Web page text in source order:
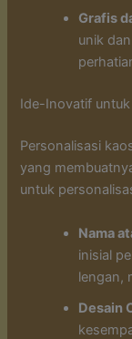
Grafis
unik
Ide-Inovatif untuk
Personalisasi
yang
untuk
Nama
inisial
lengan,
Desain